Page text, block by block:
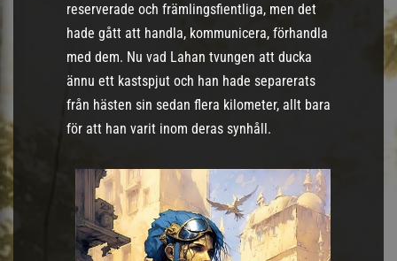
reserverade och främlingsfientliga, men det
hade gått att handla, kommunicera, förhandla
med dem. Nu vad Lahan tvungen att ducka
ännu ett kastspjut och han hade separerats
från hästen sin sedan flera kilometer, allt bara
för att han varit inom deras synhåll.